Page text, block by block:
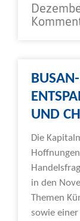
UND
Die
in den
Themen
sowie